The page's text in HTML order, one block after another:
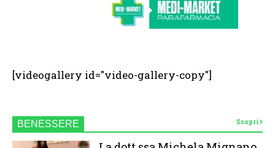
[videogallery id="video-gallery-copy"]
BENESSERE Scopri